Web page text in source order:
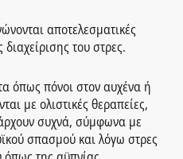
αποτελεσματικές
διαχείρισης του στρες.
όπως πόνοι στον αυχένα ή
με ολιστικές θεραπείες,
συχνά, σύμφωνα με
σπασμού και λόγω στρες